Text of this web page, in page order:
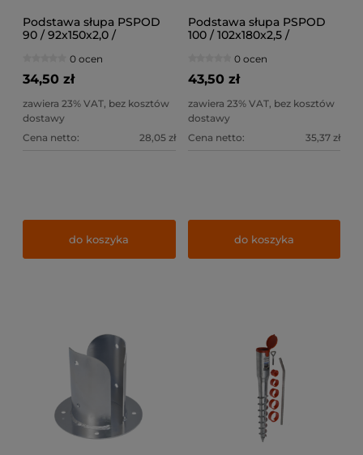
Podstawa słupa PSPOD
90 / 92x150x2,0 /
0 ocen
34,50 zł
zawiera 23% VAT, bez kosztów
dostawy
Cena netto:
28,05 zł
do koszyka
Podstawa słupa PSPOD
100 / 102x180x2,5 /
0 ocen
43,50 zł
zawiera 23% VAT, bez kosztów
dostawy
Cena netto:
35,37 zł
do koszyka